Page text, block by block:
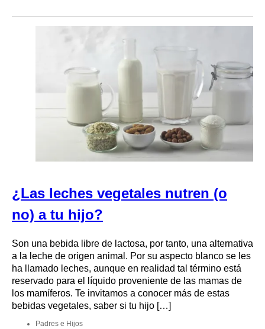
¿Las leches vegetales nutren (o
no) a tu hijo?
Son una bebida libre de lactosa, por tanto, una alternativa
a la leche de origen animal. Por su aspecto blanco se les
ha llamado leches, aunque en realidad tal término está
reservado para el líquido proveniente de las mamas de
los mamíferos. Te invitamos a conocer más de estas
bebidas vegetales, saber si tu hijo […]
Padres e Hijos